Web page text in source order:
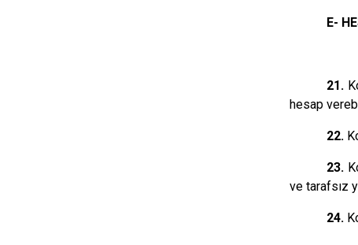
E-
21.
hesap
22.
23.
ve tarafsız
24.